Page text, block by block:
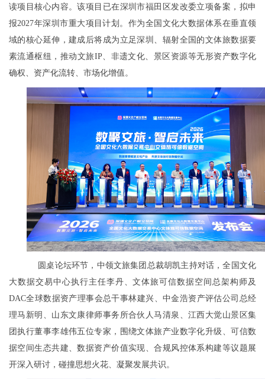
读项目核心内容。该项目已在深圳市福田区发改委立项备案，拟申
报2027年深圳市重大项目计划。作为全国文化大数据体系在垂直领
域的核心延伸，建成后将成为立足深圳、辐射全国的文体旅数据要
素流通枢纽，推动文旅IP、非遗文化、景区资源等无形资产数字化
确权、资产化流转、市场化增值。
圆桌论坛环节，中领文旅集团总裁胡凯主持对话，全国文化
大数据交易中心执行主任李丹、文体旅可信数据空间总架构师及
DAC全球数据资产理事会总干事林建兴、中金浩资产评估公司总经
理马新明、山东文康律师事务所合伙人马清泉、江西大觉山景区集
团执行董事李雄伟五位专家，围绕文体旅产业数字化升级、可信数
据空间生态共建、数据资产价值实现、合规风控体系构建等议题展
开深入研讨，碰撞思想火花、凝聚发展共识。